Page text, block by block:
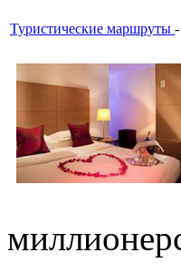
Туристические маршруты -